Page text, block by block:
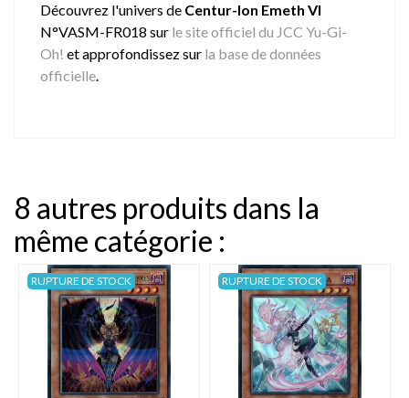
Découvrez l'univers de Centur-Ion Emeth VI
N°VASM-FR018 sur le site officiel du JCC Yu-Gi-
Oh! et approfondissez sur la base de données
officielle.
8 autres produits dans la
même catégorie :
RUPTURE DE STOCK RUPTURE DE STOCK